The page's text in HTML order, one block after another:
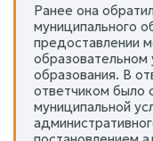
Ранее она
муниципального
предоставлении
образовательном
образования. В
ответчиком было
муниципальной